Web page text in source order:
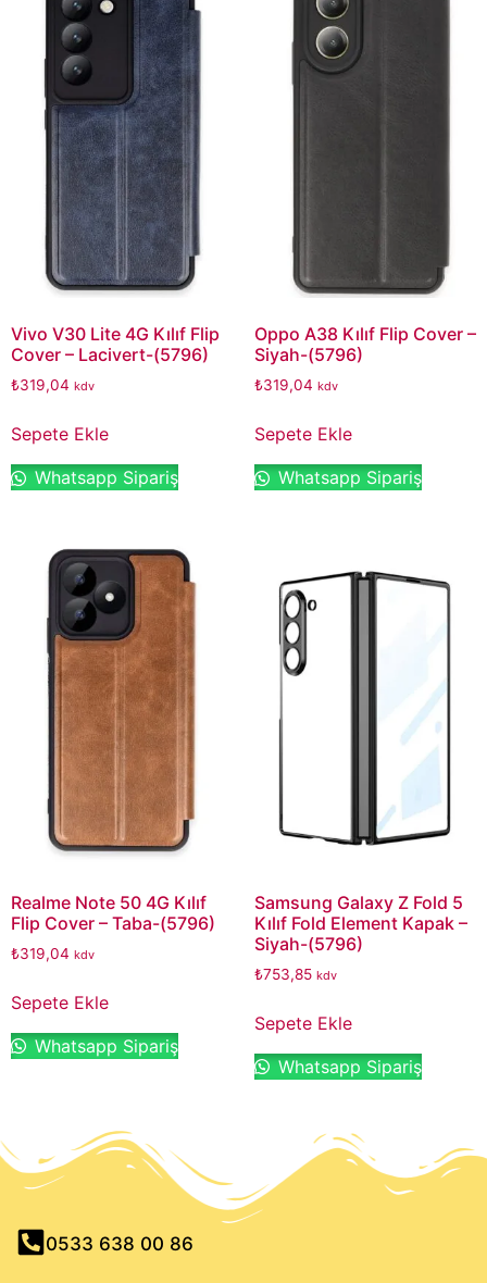
Vivo V30 Lite 4G Kılıf Flip
Cover – Lacivert-(5796)
₺319,04 kdv
Sepete Ekle
Whatsapp Sipariş
Oppo A38 Kılıf Flip Cover –
Siyah-(5796)
₺319,04 kdv
Sepete Ekle
Whatsapp Sipariş
Realme Note 50 4G Kılıf
Flip Cover – Taba-(5796)
₺319,04 kdv
Sepete Ekle
Whatsapp Sipariş
Samsung Galaxy Z Fold 5
Kılıf Fold Element Kapak –
Siyah-(5796)
₺753,85 kdv
Sepete Ekle
Whatsapp Sipariş
0533 638 00 86